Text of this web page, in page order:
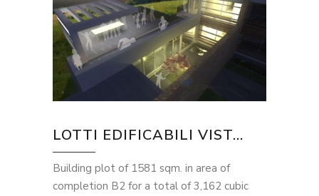
LOTTI EDIFICABILI VIST...
Building plot of 1581 sqm. in area of
completion B2 for a total of 3,162 cubic